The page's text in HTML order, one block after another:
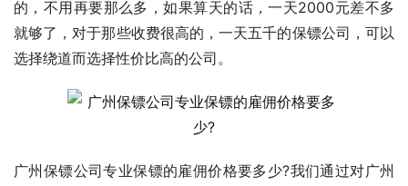
的，不用再要那么多，如果算天的话，一天2000元差不多
就够了，对于那些收费很高的，一天五千的保镖公司，可以
选择绕道而选择性价比高的公司。
广州保镖公司专业保镖的雇佣价格要多少?我们通过对广州